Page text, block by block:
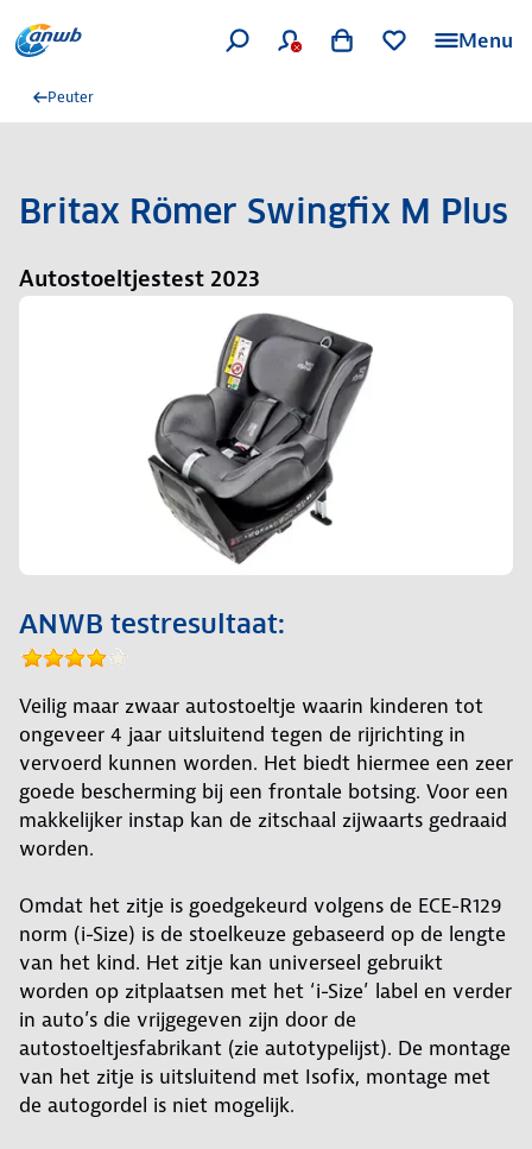
Menu
Peuter
Britax Römer Swingfix M Plus
Autostoeltjestest 2023
ANWB testresultaat:
Veilig maar zwaar autostoeltje waarin kinderen tot
ongeveer 4 jaar uitsluitend tegen de rijrichting in
vervoerd kunnen worden. Het biedt hiermee een zeer
goede bescherming bij een frontale botsing. Voor een
makkelijker instap kan de zitschaal zijwaarts gedraaid
worden.
Omdat het zitje is goedgekeurd volgens de ECE-R129
norm (i-Size) is de stoelkeuze gebaseerd op de lengte
van het kind. Het zitje kan universeel gebruikt
worden op zitplaatsen met het ‘i-Size’ label en verder
in auto’s die vrijgegeven zijn door de
autostoeltjesfabrikant (zie autotypelijst). De montage
van het zitje is uitsluitend met Isofix, montage met
de autogordel is niet mogelijk.